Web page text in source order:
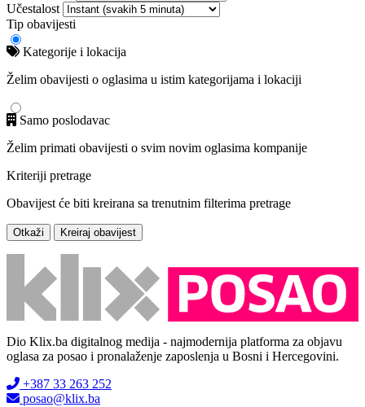
Učestalost
Tip obavijesti
Kategorije i lokacija
Želim obavijesti o oglasima u istim kategorijama i lokaciji
Samo poslodavac
Želim primati obavijesti o svim novim oglasima kompanije
Kriteriji pretrage
Obavijest će biti kreirana sa trenutnim filterima pretrage
Otkaži Kreiraj obavijest
Dio Klix.ba digitalnog medija - najmodernija platforma za objavu
oglasa za posao i pronalaženje zaposlenja u Bosni i Hercegovini.
+387 33 263 252
posao@klix.ba